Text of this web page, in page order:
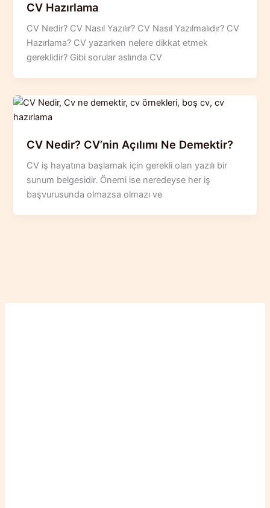
CV Hazırlama
CV Nedir? CV Nasıl Yazılır? CV Nasıl Yazılmalıdır? CV
Hazırlama? CV yazarken nelere dikkat etmek
gereklidir? Gibi sorular aslında CV
CV Nedir? CV’nin Açılımı Ne Demektir?
CV iş hayatına başlamak için gerekli olan yazılı bir
sunum belgesidir. Önemi ise neredeyse her iş
başvurusunda olmazsa olmazı ve